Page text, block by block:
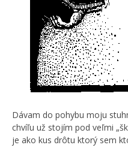
Dávam do pohybu moju
chvíľu už stojím pod veľmi
je ako kus drôtu ktorý sem